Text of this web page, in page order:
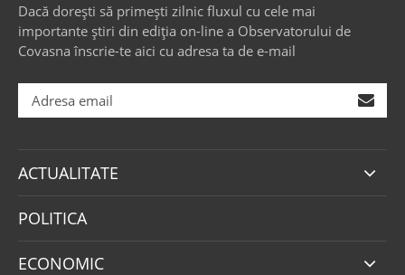
Dacă dorești să primești zilnic fluxul cu cele mai
importante știri din ediția on-line a Observatorului de
Covasna înscrie-te aici cu adresa ta de e-mail
ACTUALITATE
POLITICA
ECONOMIC